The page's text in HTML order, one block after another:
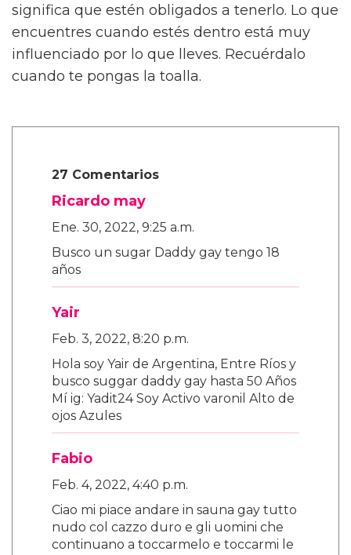
significa que estén obligados a tenerlo. Lo que
encuentres cuando estés dentro está muy
influenciado por lo que lleves. Recuérdalo
cuando te pongas la toalla.
27 Comentarios
Ricardo may
Ene. 30, 2022, 9:25 a.m.
Busco un sugar Daddy gay tengo 18
años
Yair
Feb. 3, 2022, 8:20 p.m.
Hola soy Yair de Argentina, Entre Ríos y
busco suggar daddy gay hasta 50 Años
Mí ig: Yadit24 Soy Activo varonil Alto de
ojos Azules
Fabio
Feb. 4, 2022, 4:40 p.m.
Ciao mi piace andare in sauna gay tutto
nudo col cazzo duro e gli uomini che
continuano a toccarmelo e toccarmi le